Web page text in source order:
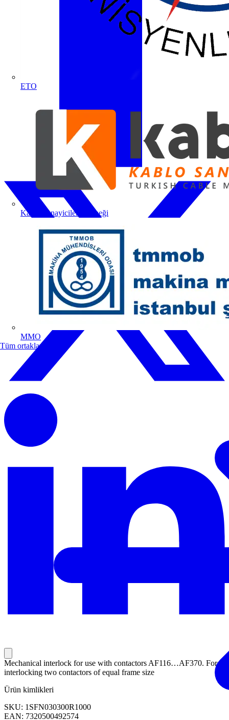
ETO
Kablo Sanayicileri Derneği
MMO
Tüm ortaklar
Mechanical interlock for use with contactors AF116…AF370. For
interlocking two contactors of equal frame size
Ürün kimlikleri
SKU: 1SFN030300R1000
EAN: 7320500492574